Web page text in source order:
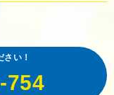
い！
754